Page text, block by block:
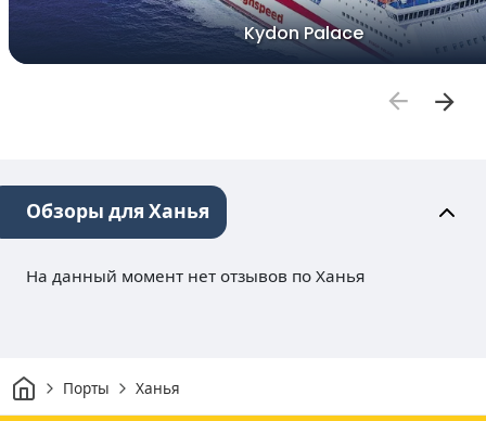
Kydon Palace
Обзоры для Ханья
На данный момент нет отзывов по Ханья
ДомПорты Ханья